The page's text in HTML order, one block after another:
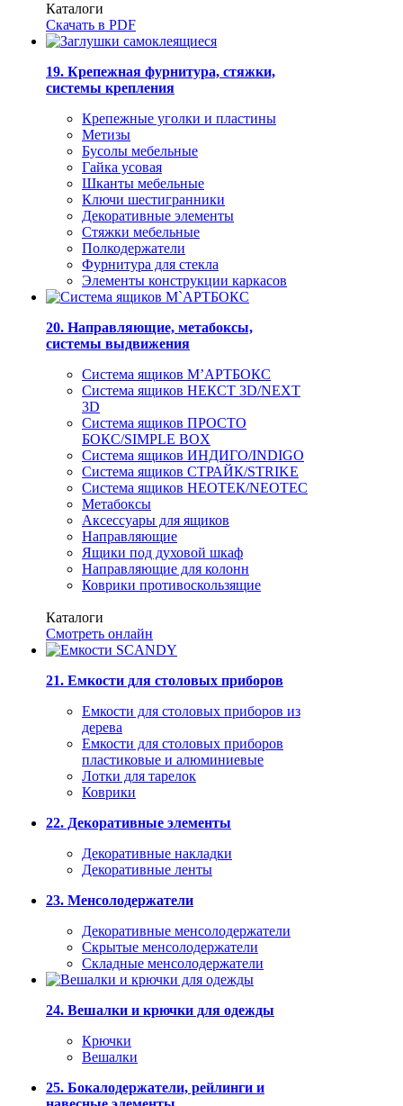
Каталоги
Скачать в PDF
19. Крепежная фурнитура, стяжки,
системы крепления
Крепежные уголки и пластины
Метизы
Бусолы мебельные
Гайка усовая
Шканты мебельные
Ключи шестигранники
Декоративные элементы
Стяжки мебельные
Полкодержатели
Фурнитура для стекла
Элементы конструкции каркасов
20. Направляющие, метабоксы,
системы выдвижения
Система ящиков М’АРТБОКС
Система ящиков НЕКСТ 3D/NEXT
3D
Система ящиков ПРОСТО
БОКС/SIMPLE BOX
Система ящиков ИНДИГО/INDIGO
Система ящиков СТРАЙК/STRIKE
Система ящиков НЕОТЕК/NEOTEC
Метабоксы
Аксессуары для ящиков
Направляющие
Ящики под духовой шкаф
Направляющие для колонн
Коврики противоскользящие
Каталоги
Смотреть онлайн
21. Емкости для столовых приборов
Емкости для столовых приборов из
дерева
Емкости для столовых приборов
пластиковые и алюминиевые
Лотки для тарелок
Коврики
22. Декоративные элементы
Декоративные накладки
Декоративные ленты
23. Менсолодержатели
Декоративные менсолодержатели
Скрытые менсолодержатели
Складные менсолодержатели
24. Вешалки и крючки для одежды
Крючки
Вешалки
25. Бокалодержатели, рейлинги и